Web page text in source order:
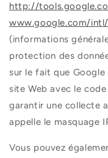
http://
www.google.com/
(informations
protection des
sur le fait que
site Web avec le
garantir une collecte
appelle le masquage
Vous pouvez